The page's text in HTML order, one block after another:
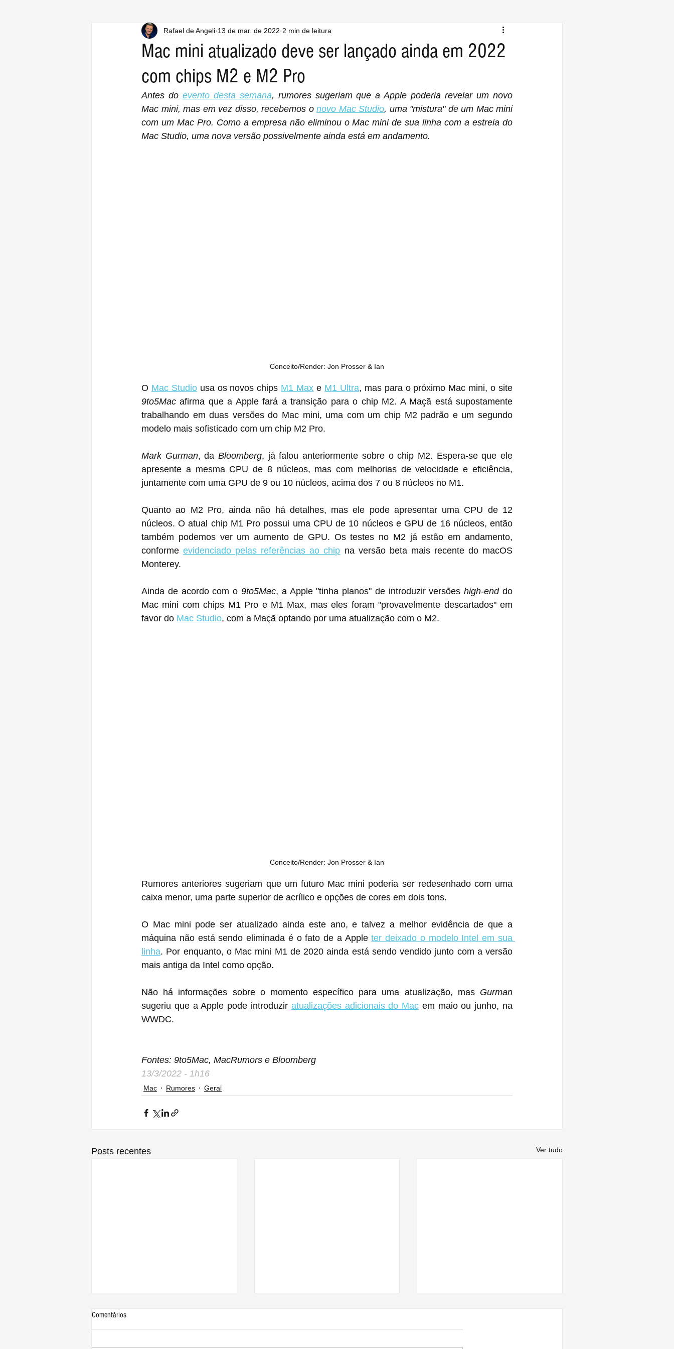
Mac mini atualizado deve ser lançado ainda em 2022
com chips M2 e M2 Pro
Rafael de Angeli 13 de mar. de 2022 2 min de leitura
Antes do evento desta semana, rumores sugeriam que a Apple poderia revelar um novo
Mac mini, mas em vez disso, recebemos o novo Mac Studio, uma "mistura" de um ‌Mac mini‌
com um Mac Pro. Como a empresa não eliminou o ‌Mac mini‌ de sua linha com a estreia do
Mac Studio, uma nova versão possivelmente ainda está em andamento.
Conceito/Render: Jon Prosser & Ian
Mac Studio‌ usa os novos chips M1 Max e M1 Ultra
9to5Mac afirma que a Apple fará a transição para o chip M2. A Maçã está supostamente
trabalhando em duas versões do ‌Mac mini‌, uma com um chip ‌M2‌ padrão e um segundo
modelo mais sofisticado com um chip ‌M2‌ Pro.
Mark Gurman, da Bloomberg, já falou anteriormente sobre o chip M2. Espera-se que ele
apresente a mesma CPU de 8 núcleos, mas com melhorias de velocidade e eficiência,
juntamente com uma GPU de 9 ou 10 núcleos, acima dos 7 ou 8 núcleos no ‌M1‌.
Quanto ao ‌M2‌ Pro, ainda não há detalhes, mas ele pode apresentar uma CPU de 12
núcleos. O atual chip M1 Pro possui uma CPU de 10 núcleos e GPU de 16 núcleos, então
também podemos ver um aumento de GPU. Os testes no ‌M2‌ já estão em andamento,
conforme evidenciado pelas referências ao chip na versão beta mais recente do macOS
Monterey.
Ainda de acordo com o 9to5Mac, a Apple "tinha planos" de introduzir versões high-end do
‌Mac mini‌ com chips M1 Pro e ‌M1 Max‌, mas eles foram "provavelmente descartados" em
Mac Studio ‌, com a Maçã optando por uma atualização com o ‌M2.
Conceito/Render: Jon Prosser & Ian
Rumores anteriores sugeriam que um futuro ‌Mac mini‌ poderia ser redesenhado com uma
caixa menor, uma parte superior de acrílico e opções de cores em dois tons.
O ‌Mac mini‌ pode ser atualizado ainda este ano, e talvez a melhor evidência de que a
máquina não está sendo eliminada é o fato de a Apple ter deixado o modelo Intel em sua
linha. Por enquanto, o Mac mini‌ M1 de 2020 ainda está sendo vendido junto com a versão
mais antiga da Intel como opção.
Não há informações sobre o momento específico para uma atualização, mas Gurman
sugeriu que a Apple pode introduzir atualizações adicionais do Mac em maio ou junho, na
WWDC.
Fontes: 9to5Mac, MacRumors e Bloomberg
13/3/2022 - 1h16
Mac Rumores Geral
Posts recentes Ver tudo
Comentários